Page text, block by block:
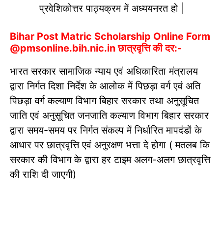
प्रवेशिकोत्तर पाठ्यक्रम में अध्ययनरत हो |
Bihar Post Matric Scholarship Online Form
@pmsonline.bih.nic.in छात्रवृत्ति की दर:-
भारत सरकार सामाजिक न्याय एवं अधिकारिता मंत्रालय
द्वारा निर्गत दिशा निर्देश के आलोक में पिछड़ा वर्ग एवं अति
पिछड़ा वर्ग कल्याण विभाग बिहार सरकार तथा अनुसूचित
जाति एवं अनुसूचित जनजाति कल्याण विभाग बिहार सरकार
द्वारा समय-समय पर निर्गत संकल्प में निर्धारित मापदंडों के
आधार पर छात्रवृत्ति एवं अनुरक्षण भत्ता दे होगा ( मतलब कि
सरकार की विभाग के द्वारा हर टाइम अलग-अलग छात्रवृत्ति
की राशि दी जाएगी)